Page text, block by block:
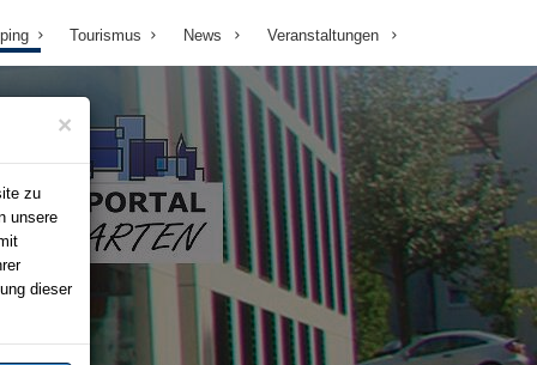
×
zu
unsere
dieser
Tourismus News Veranstaltungen